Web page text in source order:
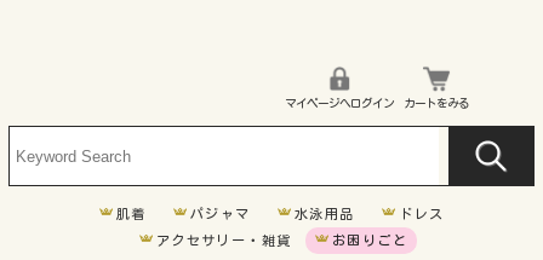
マイページへログイン カートをみる
肌着 パジャマ 水泳用品
ドレス
アクセサリー・雑貨
お困りごと